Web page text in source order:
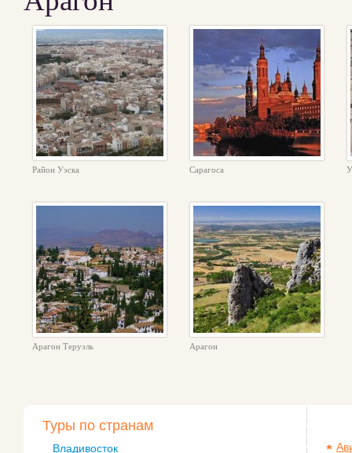
Район Уэска Сарагоса
Арагон Теруэль Арагон
Туры по странам
Владивосток